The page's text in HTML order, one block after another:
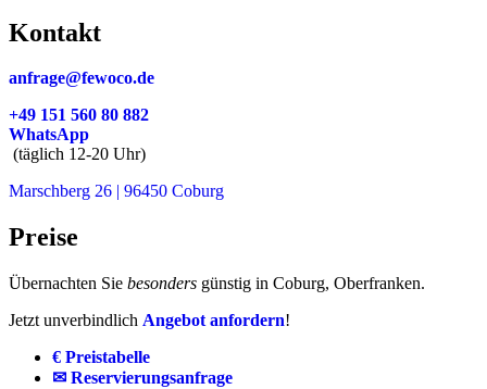
Kontakt
anfrage@fewoco.de
+49 151 560 80 882
WhatsApp
(täglich 12-20 Uhr)
Marschberg 26 | 96450 Coburg
Preise
Übernachten Sie besonders günstig in Coburg, Oberfranken.
Jetzt unverbindlich Angebot anfordern!
€ Preistabelle
✉ Reservierungsanfrage